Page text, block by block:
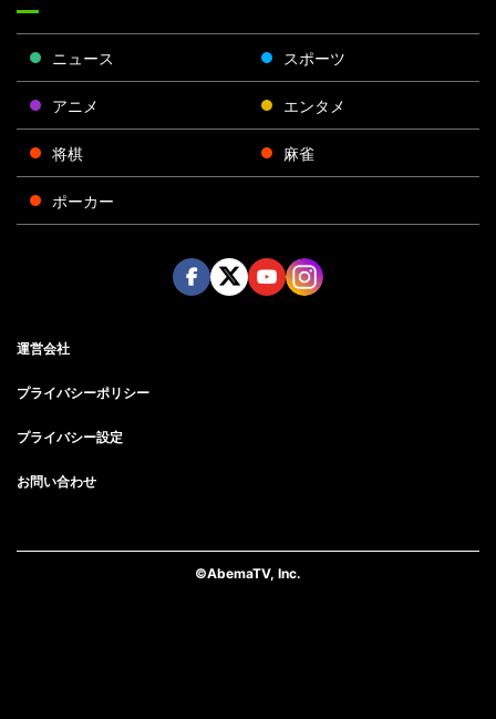
ニュース スポーツ
アニメ エンタメ
将棋 麻雀
ポーカー
運営会社
プライバシーポリシー
プライバシー設定
お問い合わせ
©AbemaTV, Inc.